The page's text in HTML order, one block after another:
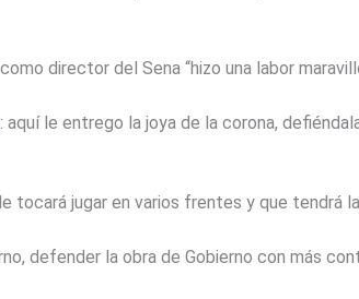
director del Sena “hizo una labor
aquí le entrego la joya de la corona,
tocará jugar en varios frentes y que tendrá
defender la obra de Gobierno con más